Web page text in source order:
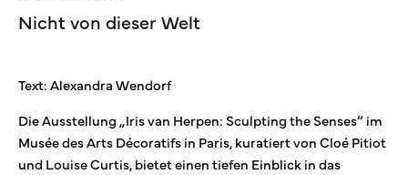
Nicht von dieser Welt
Text: Alexandra Wendorf
Die Ausstellung „Iris van Herpen: Sculpting the Senses“ im
Musée des Arts Décoratifs in Paris, kuratiert von Cloé Pitiot
und Louise Curtis, bietet einen tiefen Einblick in das